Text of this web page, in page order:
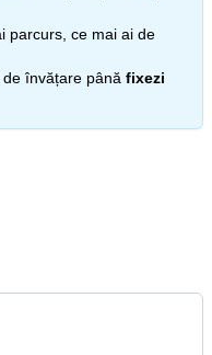
parcurs, ce mai ai de
învățare până fixezi